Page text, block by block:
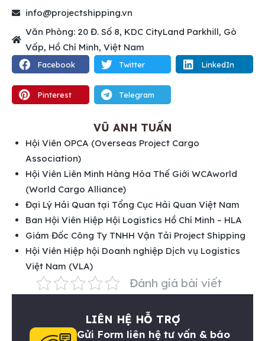
info@projectshipping.vn
Văn Phòng: 20 Đ. Số 8, KDC CityLand Parkhill, Gò
Vấp, Hồ Chí Minh, Việt Nam
Facebook Twitter LinkedIn
Pinterest Telegram
VŨ ANH TUẤN
Hội Viên OPCA (Overseas Project Cargo
Association)
Hội Viên Liên Minh Hàng Hóa Thế Giới WCAworld
(World Cargo Alliance)
Đại Lý Hải Quan tại Tổng Cục Hải Quan Việt Nam
Ban Hội Viên Hiệp Hội Logistics Hồ Chí Minh – HLA
Giám Đốc Công Ty TNHH Vận Tải Project Shipping
Hội Viên Hiệp hội Doanh nghiệp Dịch vụ Logistics
Việt Nam (VLA)
Đánh giá bài viết
LIÊN HỆ HỖ TRỢ
Gửi Form liên hệ tư vấn & báo